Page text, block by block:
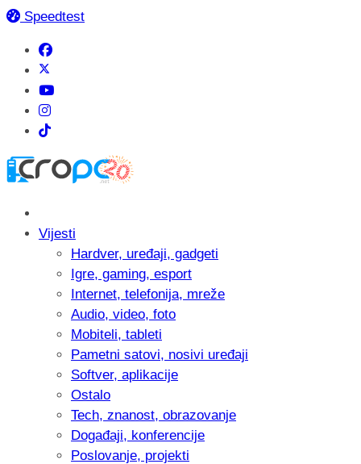
Speedtest
Vijesti
Hardver, uređaji, gadgeti
Igre, gaming, esport
Internet, telefonija, mreže
Audio, video, foto
Mobiteli, tableti
Pametni satovi, nosivi uređaji
Softver, aplikacije
Ostalo
Tech, znanost, obrazovanje
Događaji, konferencije
Poslovanje, projekti